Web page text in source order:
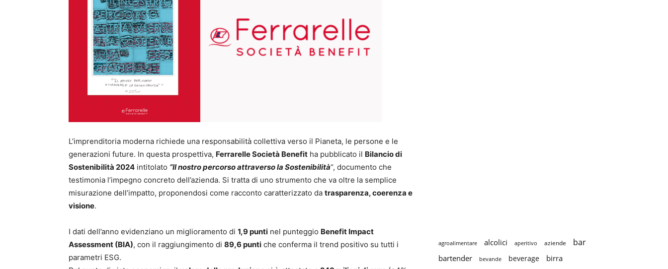
L’imprenditoria moderna richiede una responsabilità collettiva verso il Pianeta, le persone e le
generazioni future. In questa prospettiva, Ferrarelle Società Benefit ha pubblicato il Bilancio di
Sostenibilità 2024 intitolato “Il nostro percorso attraverso la Sostenibilità“, documento che
testimonia l’impegno concreto dell’azienda. Si tratta di uno strumento che va oltre la semplice
misurazione dell’impatto, proponendosi come racconto caratterizzato da trasparenza, coerenza e
visione.
I dati dell’anno evidenziano un miglioramento di 1,9 punti nel punteggio Benefit Impact
Assessment (BIA), con il raggiungimento di 89,6 punti che conferma il trend positivo su tutti i
parametri ESG.
agroalimentare alcolici aperitivo aziende bar
bartender bevande beverage birra